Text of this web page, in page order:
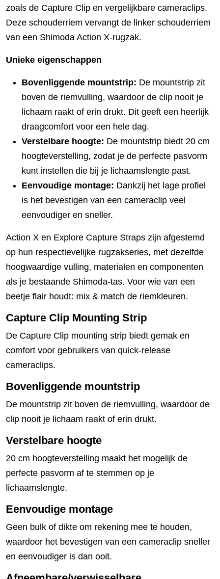
zoals de Capture Clip en vergelijkbare cameraclips.
Deze schouderriem vervangt de linker schouderriem
van een Shimoda Action X‑rugzak.
Unieke eigenschappen
Bovenliggende mountstrip: De mountstrip zit
boven de riemvulling, waardoor de clip nooit je
lichaam raakt of erin drukt. Dit geeft een heerlijk
draagcomfort voor een hele dag.
Verstelbare hoogte: De mountstrip biedt 20 cm
hoogteverstelling, zodat je de perfecte pasvorm
kunt instellen die bij je lichaamslengte past.
Eenvoudige montage: Dankzij het lage profiel
is het bevestigen van een cameraclip veel
eenvoudiger en sneller.
Action X en Explore Capture Straps zijn afgestemd
op hun respectievelijke rugzakseries, met dezelfde
hoogwaardige vulling, materialen en componenten
als je bestaande Shimoda-tas. Voor wie van een
beetje flair houdt: mix & match de riemkleuren.
Capture Clip Mounting Strip
De Capture Clip mounting strip biedt gemak en
comfort voor gebruikers van quick-release
cameraclips.
Bovenliggende mountstrip
De mountstrip zit boven de riemvulling, waardoor de
clip nooit je lichaam raakt of erin drukt.
Verstelbare hoogte
20 cm hoogteverstelling maakt het mogelijk de
perfecte pasvorm af te stemmen op je
lichaamslengte.
Eenvoudige montage
Geen bulk of dikte om rekening mee te houden,
waardoor het bevestigen van een cameraclip sneller
en eenvoudiger is dan ooit.